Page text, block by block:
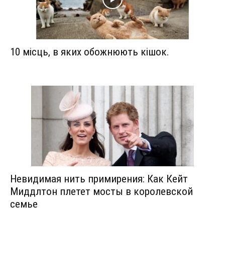
10 місць, в яких обожнюють кішок.
Невидимая нить примирения: Как Кейт
Миддлтон плетет мосты в королевской
семье